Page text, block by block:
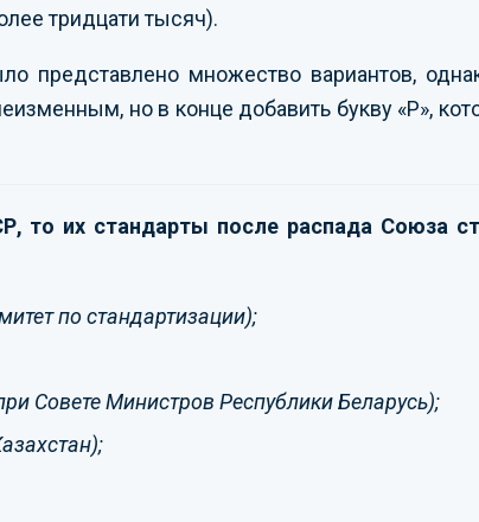
тридцати тысяч).
представлено множество вариантов,
но в конце добавить букву «Р»,
то их стандарты после распада Союза
по стандартизации);
Совете Министров Республики Беларусь);